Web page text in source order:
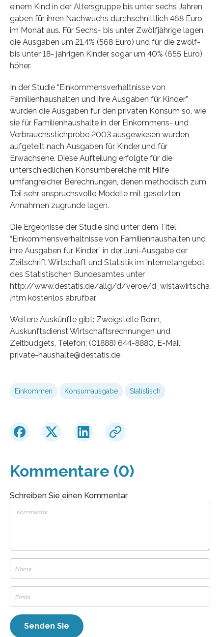
einem Kind in der Altersgruppe bis unter sechs Jahren
gaben für ihren Nachwuchs durchschnittlich 468 Euro
im Monat aus. Für Sechs- bis unter Zwölfjährige lagen
die Ausgaben um 21,4% (568 Euro) und für die zwölf-
bis unter 18- jährigen Kinder sogar um 40% (655 Euro)
höher.
In der Studie “Einkommensverhältnisse von
Familienhaushalten und ihre Ausgaben für Kinder”
wurden die Ausgaben für den privaten Konsum so, wie
sie für Familienhaushalte in der Einkommens- und
Verbrauchsstichprobe 2003 ausgewiesen wurden,
aufgeteilt nach Ausgaben für Kinder und für
Erwachsene. Diese Aufteilung erfolgte für die
unterschiedlichen Konsumbereiche mit Hilfe
umfangreicher Berechnungen, denen methodisch zum
Teil sehr anspruchsvolle Modelle mit gesetzten
Annahmen zugrunde lagen.
Die Ergebnisse der Studie sind unter dem Titel
“Einkommensverhältnisse von Familienhaushalten und
ihre Ausgaben für Kinder” in der Juni-Ausgabe der
Zeitschrift Wirtschaft und Statistik im Internetangebot
des Statistischen Bundesamtes unter
http://www.destatis.de/allg/d/veroe/d_wistawirtscha
.htm kostenlos abrufbar.
Weitere Auskünfte gibt: Zweigstelle Bonn,
Auskunftsdienst Wirtschaftsrechnungen und
Zeitbudgets, Telefon: (01888) 644-8880, E-Mail:
private-haushalte@destatis.de
Einkommen Konsumausgabe Statistisch
Kommentare (0)
Schreiben Sie einen Kommentar